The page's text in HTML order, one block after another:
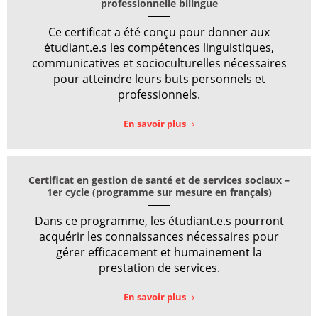
professionnelle bilingue
Ce certificat a été conçu pour donner aux
étudiant.e.s les compétences linguistiques,
communicatives et socioculturelles nécessaires
pour atteindre leurs buts personnels et
professionnels.
En savoir plus
Certificat en gestion de santé et de services sociaux –
1er cycle (programme sur mesure en français)
Dans ce programme, les étudiant.e.s pourront
acquérir les connaissances nécessaires pour
gérer efficacement et humainement la
prestation de services.
En savoir plus